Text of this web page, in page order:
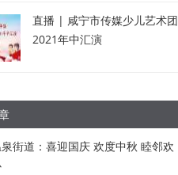
直播 | 咸宁市传媒少儿艺术团
2021年中汇演
街道：喜迎国庆 欢度中秋 睦邻欢